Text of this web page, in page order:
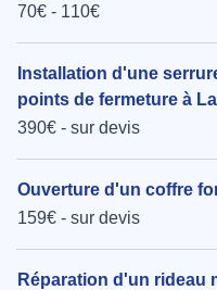
70€ - 110€
Installation d'une
points de fermeture à
390€ - sur devis
Ouverture d'un coffre
159€ - sur devis
Réparation d'un rideau